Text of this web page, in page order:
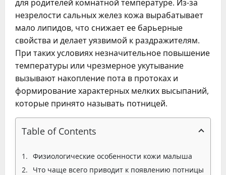
для родителей комнатной температуре. Из-за
незрелости сальных желез кожа вырабатывает
мало липидов, что снижает ее барьерные
свойства и делает уязвимой к раздражителям.
При таких условиях незначительное повышение
температуры или чрезмерное укутывание
вызывают накопление пота в протоках и
формирование характерных мелких высыпаний,
которые принято называть потницей.
Table of Contents
Физиологические особенности кожи малыша
Что чаще всего приводит к появлению потницы